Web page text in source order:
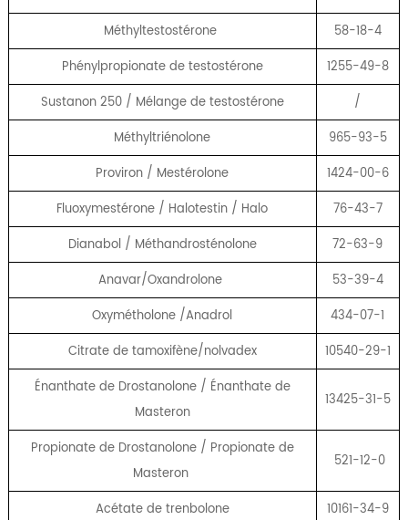
Méthyltestostérone
58-18-4
Phénylpropionate de testostérone
1255-49-8
Sustanon 250 / Mélange de testostérone
/
Méthyltriénolone
965-93-5
Proviron / Mestérolone
1424-00-6
Fluoxymestérone / Halotestin / Halo
76-43-7
Dianabol / Méthandrosténolone
72-63-9
Anavar/Oxandrolone
53-39-4
Oxymétholone /Anadrol
434-07-1
Citrate de tamoxifène/nolvadex
10540-29-1
Énanthate de Drostanolone / Énanthate de
Masteron
13425-31-5
Propionate de Drostanolone / Propionate de
Masteron
521-12-0
Acétate de trenbolone 10161-34-9